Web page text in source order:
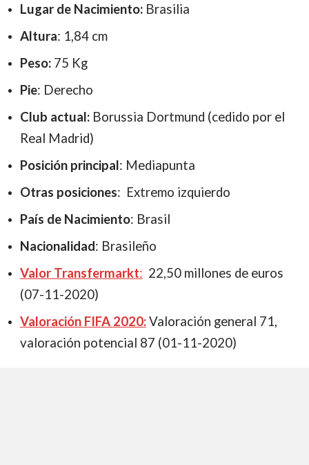
Lugar de Nacimiento:Brasilia
Altura: 1,84cm
Peso: 75 Kg
Pie: Derecho
Club actual:Borussia Dortmund (cedido por el
Real Madrid)
Posición principal: Mediapunta
Otras posiciones: Extremo izquierdo
País de Nacimiento: Brasil
Nacionalidad: Brasileño
Valor Transfermarkt: 22,50 millones de euros
(07-11-2020)
Valoración FIFA 2020:Valoración general 71,
valoración potencial 87 (01-11-2020)